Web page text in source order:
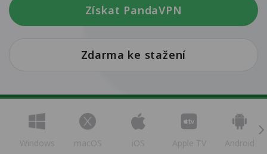
Získat PandaVPN
Zdarma ke stažení
Windows macOS iOS Apple TV Android